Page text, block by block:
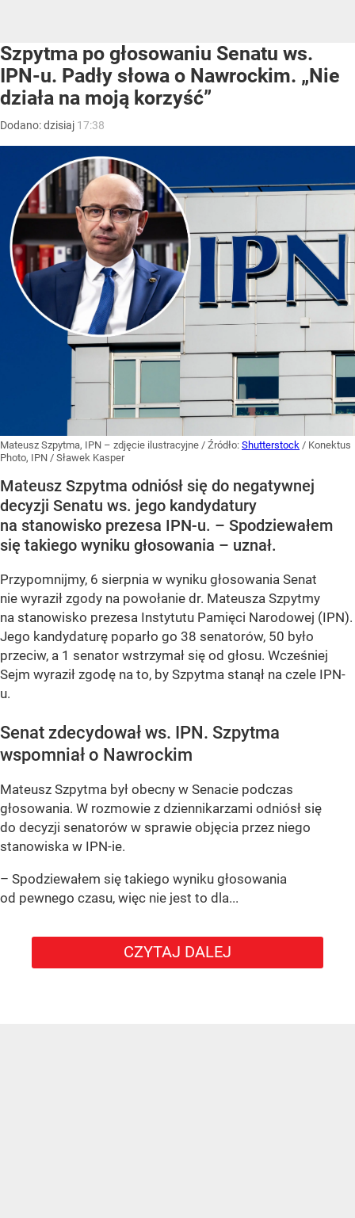
Szpytma po głosowaniu Senatu ws.
IPN-u. Padły słowa o Nawrockim. „Nie
działa na moją korzyść”
Dodano:dzisiaj 17:38
Mateusz Szpytma, IPN – zdjęcie ilustracyjne / Źródło: Shutterstock / Konektus
Photo, IPN / Sławek Kasper
Mateusz Szpytma odniósł się do negatywnej
decyzji Senatu ws. jego kandydatury
na stanowisko prezesa IPN-u. – Spodziewałem
się takiego wyniku głosowania – uznał.
Przypomnijmy, 6 sierpnia w wyniku głosowania Senat
nie wyraził zgody na powołanie dr. Mateusza Szpytmy
na stanowisko prezesa Instytutu Pamięci Narodowej (IPN).
Jego kandydaturę poparło go 38 senatorów, 50 było
przeciw, a 1 senator wstrzymał się od głosu. Wcześniej
Sejm wyraził zgodę na to, by Szpytma stanął na czele IPN-
u.
Senat zdecydował ws. IPN. Szpytma
wspomniał o Nawrockim
Mateusz Szpytma był obecny w Senacie podczas
głosowania. W rozmowie z dziennikarzami odniósł się
do decyzji senatorów w sprawie objęcia przez niego
stanowiska w IPN-ie.
– Spodziewałem się takiego wyniku głosowania
od pewnego czasu, więc nie jest to dla...
CZYTAJ DALEJ